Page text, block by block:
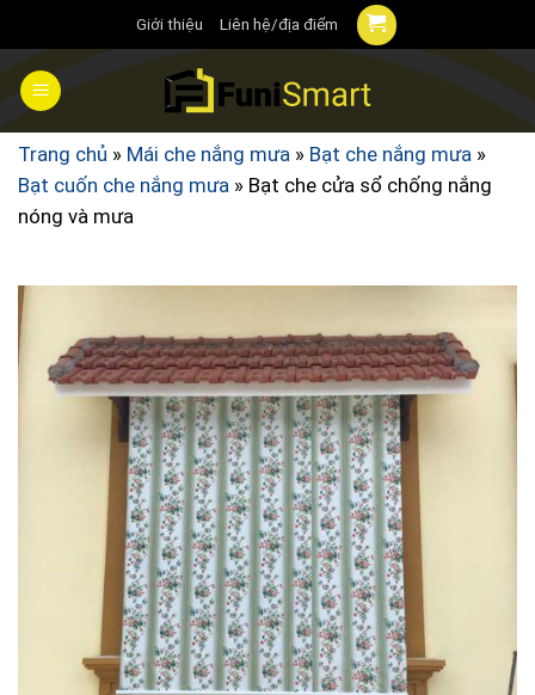
đến
nội
dung
Giới thiệu Liên hệ/địa điểm
Trang chủ » Mái che nắng mưa » Bạt che nắng mưa »
Bạt cuốn che nắng mưa » Bạt che cửa sổ chống nắng
nóng và mưa